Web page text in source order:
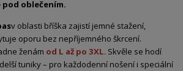
pod oblečením.
v oblasti bříška zajistí jemné stažení,
oporu bez nepříjemného škrcení.
ženám od L až po 3XL. Skvěle se hodí
delšítuniky – pro každodenní nošení i speciální